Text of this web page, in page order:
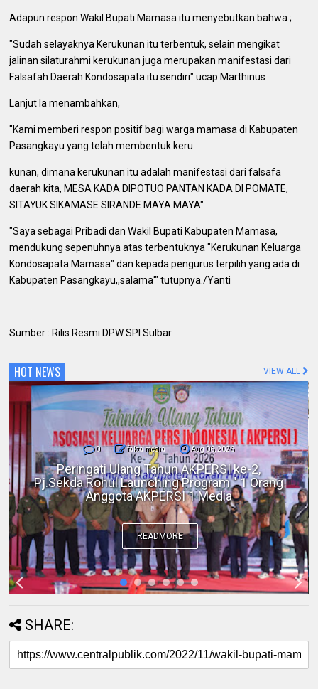
Adapun respon Wakil Bupati Mamasa itu menyebutkan bahwa ;
"Sudah selayaknya Kerukunan itu terbentuk, selain mengikat
jalinan silaturahmi kerukunan juga merupakan manifestasi dari
Falsafah Daerah Kondosapata itu sendiri" ucap Marthinus
Lanjut Ia menambahkan,
"Kami memberi respon positif bagi warga mamasa di Kabupaten
Pasangkayu yang telah membentuk keru
kunan, dimana kerukunan itu adalah manifestasi dari falsafa
daerah kita, MESA KADA DIPOTUO PANTAN KADA DI POMATE,
SITAYUK SIKAMASE SIRANDE MAYA MAYA"
"Saya sebagai Pribadi dan Wakil Bupati Kabupaten Mamasa,
mendukung sepenuhnya atas terbentuknya "Kerukunan Keluarga
Kondosapata Mamasa" dan kepada pengurus terpilih yang ada di
Kabupaten Pasangkayu,,salama'" tutupnya./Yanti
Sumber : Rilis Resmi DPW SPI Sulbar
HOT NEWS VIEW ALL
0 fakta media Aug 06, 2026
Polres Inhil bersama Pemkab Inhil dan
BKSDA Riau Perkuat Sinergi Tangani
Gangguan Kera Liar di Tembilahan
READMORE
SHARE: